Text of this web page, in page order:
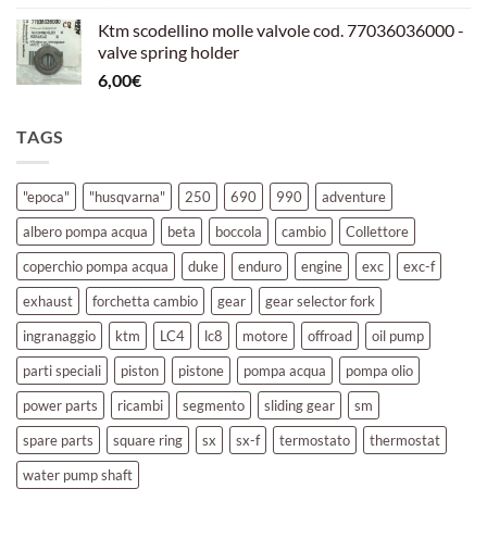
Ktm scodellino molle valvole cod. 77036036000 -
valve spring holder
6,00€
TAGS
"epoca" "husqvarna" 250 690 990
adventure
albero pompa acqua
beta boccola cambio
Collettore
coperchio pompa acqua
duke enduro engine exc
exc-f
exhaust
forchetta cambio gear
gear selector fork
ingranaggio
ktm LC4 lc8 motore offroad
oil pump
parti speciali
piston pistone pompa acqua
pompa olio
power parts
ricambi segmento sliding gear
sm
spare parts
square ring sx sx-f termostato
thermostat
water pump shaft